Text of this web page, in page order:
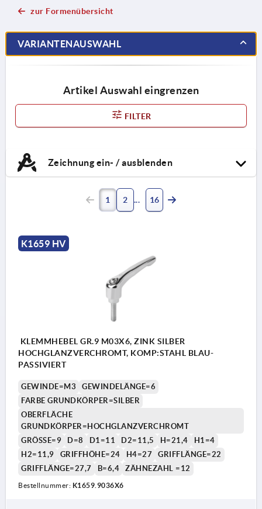
zur Formenübersicht
VARIANTENAUSWAHL
Artikel Auswahl eingrenzen
FILTER
Zeichnung ein- / ausblenden
1 2 16
K1659 HV
KLEMMHEBEL GR.9 M03X6, ZINK SILBER
HOCHGLANZVERCHROMT, KOMP:STAHL BLAU-
PASSIVIERT
GEWINDE=M3
GEWINDELÄNGE=6
FARBE GRUNDKÖRPER=SILBER
OBERFLÄCHE
GRUNDKÖRPER=HOCHGLANZVERCHROMT
GRÖSSE=9
D=8 D1=11 D2=11,5 H=21,4
H1=4
H2=11,9
GRIFFHÖHE=24 H4=27
GRIFFLÄNGE=22
GRIFFLÄNGE=27,7
B=6,4 ZÄHNEZAHL =12
Bestellnummer: K1659.9036X6